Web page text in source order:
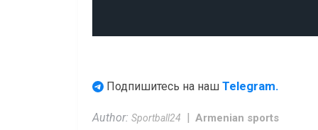
Подпишитесь на наш Telegram.
Author: Sportball24 Armenian sports